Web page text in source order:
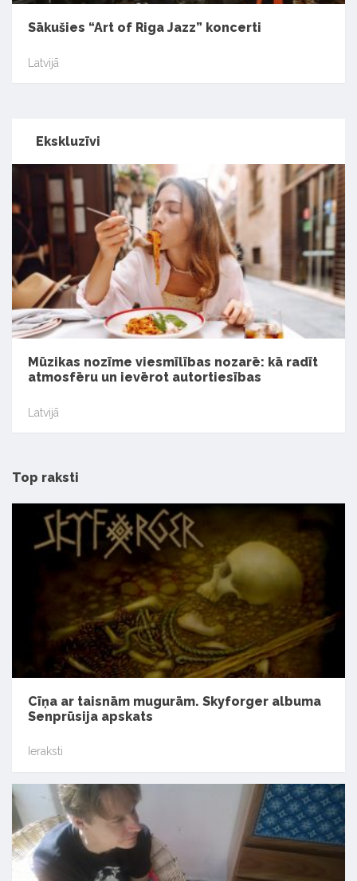
Sākušies “Art of Riga Jazz” koncerti
Latvijā
Ekskluzīvi
Mūzikas nozīme viesmīlības nozarē: kā radīt
atmosfēru un ievērot autortiesības
Latvijā
Top raksti
Cīņa ar taisnām mugurām. Skyforger albuma
Senprūsija apskats
Ieraksti